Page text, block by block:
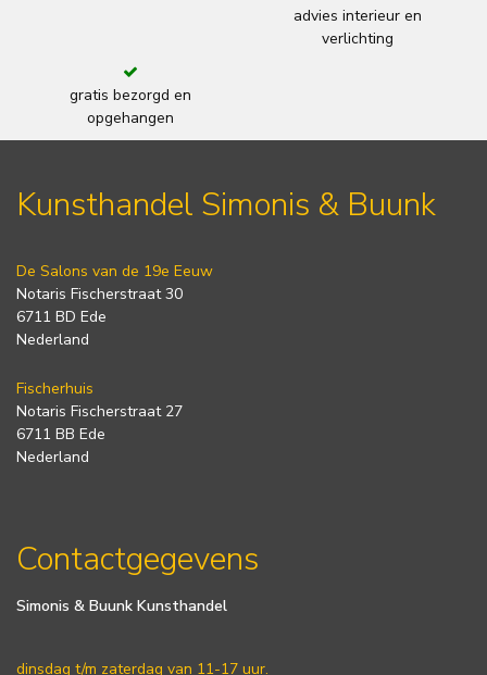
advies interieur en
verlichting
gratis bezorgd en
opgehangen
Kunsthandel Simonis & Buunk
De Salons van de 19e Eeuw
Notaris Fischerstraat 30
6711 BD Ede
Nederland
Fischerhuis
Notaris Fischerstraat 27
6711 BB Ede
Nederland
Contactgegevens
Simonis & Buunk Kunsthandel
dinsdag t/m zaterdag van 11-17 uur.